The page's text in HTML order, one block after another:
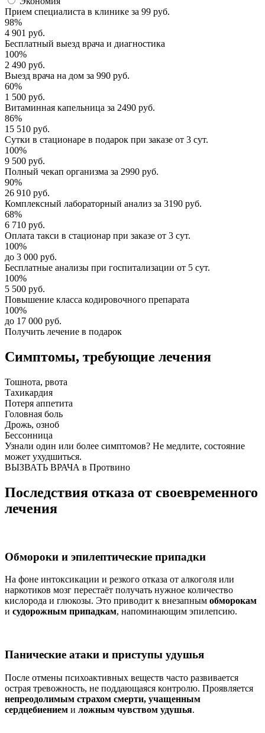
Прием специалиста в клинике за 99 руб.
98%
4 901 руб.
Бесплатный выезд врача и диагностика
100%
2 490 руб.
Выезд врача на дом за 990 руб.
60%
1 500 руб.
Витаминная капельница за 2490 руб.
86%
15 510 руб.
Сутки в стационаре в подарок при заказе от 3 сут.
100%
9 500 руб.
Полный чекап организма за 2990 руб.
90%
26 910 руб.
Комплексный лабораторный анализ за 3190 руб.
68%
6 710 руб.
Оплата такси в стационар при заказе от 3 сут.
100%
до 3 000 руб.
Бесплатные анализы при госпитализации от 5 сут.
100%
5 500 руб.
Повышение класса кодировочного препарата
100%
до 17 000 руб.
Получить лечение в подарок
Симптомы, требующие лечения
Тошнота, рвота
Тахикардия
Потеря аппетита
Головная боль
Дрожь, озноб
Бессонница
Узнали один или более симптомов? Не медлите, состояние
может ухудшиться.
ВЫЗВАТЬ ВРАЧА в Протвино
Последствия отказа от своевременного
лечения
Обмороки и эпилептические припадки
На фоне интоксикации и резкого отказа от алкоголя или
наркотиков мозг перестаёт получать нужное количество
кислорода и глюкозы. Это приводит к внезапным обморокам
и судорожным припадкам, напоминающим эпилепсию.
Панические атаки и приступы удушья
После отмены психоактивных веществ часто развивается
острая тревожность, не поддающаяся контролю. Проявляется
непреодолимым страхом смерти, учащенным
сердцебиением и ложным чувством удушья.